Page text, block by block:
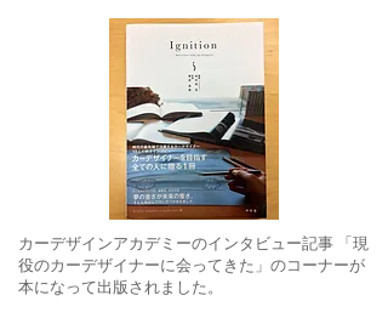
カーデザインアカデミーのインタビュー記事 「現
役のカーデザイナーに会ってきた」のコーナーが
本になって出版されました。